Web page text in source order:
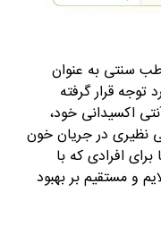
سنتی به عنوان
توجه قرار گرفته
اکسیدانی خود،
نظیری در جریان خون
افرادی که با
و مستقیم بر بهبود